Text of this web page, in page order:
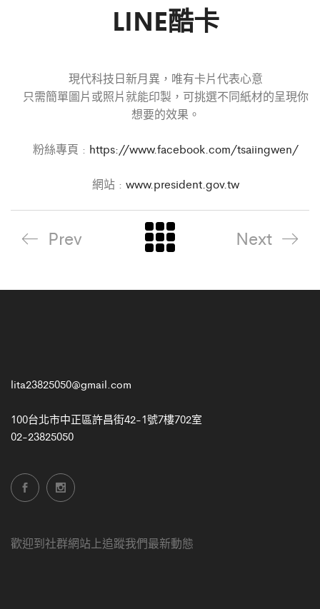
LINE酷卡
現代科技日新月異，唯有卡片代表心意
只需簡單圖片或照片就能印製，可挑選不同紙材的呈現你
想要的效果。
粉絲專頁 : https://www.facebook.com/tsaiingwen/
網站 : www.president.gov.tw
Prev Next
lita23825050@gmail.com
100台北市中正區許昌街42-1號7樓702室
02-23825050
歡迎到社群網站上追蹤我們最新動態